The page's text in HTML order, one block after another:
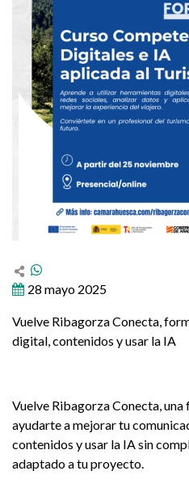
28 mayo 2025
Vuelve Ribagorza Conecta,
digital, contenidos y usar la IA
Vuelve Ribagorza Conecta,
ayudarte a mejorar tu
contenidos y usar la IA sin
adaptado a tu proyecto.